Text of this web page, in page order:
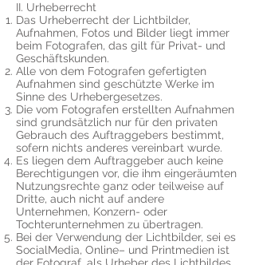
​II. Urheberrecht​
Das Urhe­ber­recht der Lichtbilder,
Aufnahmen, Fotos und Bilder liegt immer
beim Fotografen, das gilt für Privat- und
Geschäftskunden.
Alle von dem Fotografen gefertigten
Aufnahmen sind geschützte Werke im
Sinne des Urhebergesetzes.
Die vom Fotografen erstellten Aufnahmen
sind grundsätzlich nur für den privaten
Gebrauch des Auftraggebers bestimmt,
sofern nichts anderes vereinbart wurde.
Es liegen dem Auftraggeber auch keine
Berechtigungen vor, die ihm eingeräumten
Nutzungsrechte ganz oder teilweise auf
Dritte, auch nicht auf andere
Unternehmen, Konzern- oder
Tochterunternehmen zu übertragen.
Bei der Ver­wen­dung der Licht­bilder, sei es
SocialMedia, Online– und Print­me­dien ist